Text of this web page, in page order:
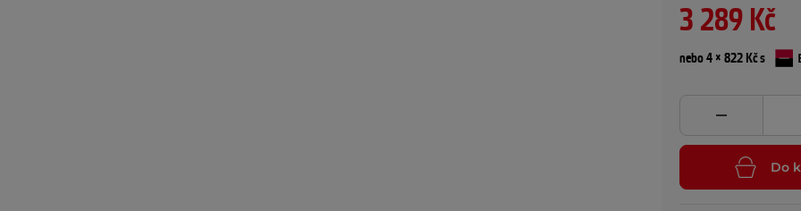
3 289 Kč
nebo 4 × 822 Kč s
Do